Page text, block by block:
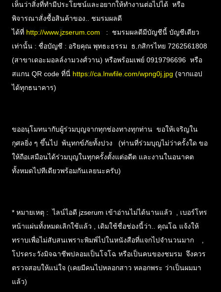
เห็นว่าสิ่งที่ทำมีประโยชน์และอยากให้ทำงานต่อไปได้ หรือ
พิจารณาสั่งซื้อสินค้าของ.. ชมรมผลดี
ได้ที่ http://www.jzserum.com : ชมรมผลดีมีบัญชีนี้ บัญชีเดียว
เท่านั้น : ชื่อบัญชี : อริยคุณ พุทธะธรรม ธ.กสิกรไทย 7262561808
(สาขาเดอะมอลล์งามวงศ์วาน) หรือพร้อมเพย์ 0919796696 หรือ
สแกน QR code ที่นี่ https://ca.lnwfile.com/wpng0j.jpg (จากแอป
ได้ทุกธนาคาร)
ขออนุโมทนากับผู้ร่วมบุญจากทุกช่องทางทุกท่าน ขอให้เจริญใน
กุศลยิ่ง ๆ ขึ้นไป พ้นุทกข์ภัยทั้งปวง (ท่านที่ร่วมบุญไม่ว่าครั้งใด ขอ
ให้ถือเสมือนได้ร่วมบุญในทุกครั้งตั้งแต่อดีต และงานในอนาคต
ทั้งหมดไปทีเดียวพร้อมกันเลยนะครับ)
* หมายเหตุ : ไลน์ไอดี jzserum เข้าอ่านไม่ได้นานแล้ว , เบอร์โทร
หน้าแผ่นทั้งหมดเลิกใช้แล้ว , เดิมใช้ชื่อช่องนี้ว่า.. คุณโฉ แจ้งให้
ทราบเพื่อไม่สับสนเพราะพิมพ์ไปในหนังสือที่แจกไปจำนวนมาก ,
โปรดระวังมิจฉาชีพปลอมเป็นโจโฉ หรือเป็นคนของชมรม จึงควร
ตรวจสอบให้แน่ใจ (เคยมีคนไปหลอกสาว หลอกพระ ว่าเป็นผมมา
แล้ว)